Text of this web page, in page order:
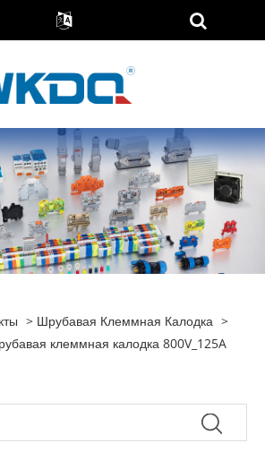
> Шрубавая Клеммная Калодка >
клеммная калодка 800V_125A